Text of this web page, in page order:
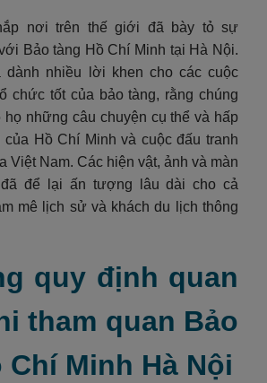
nơi trên thế giới đã bày tỏ sự
Bảo tàng Hồ Chí Minh tại Hà Nội.
dành nhiều lời khen cho các cuộc
chức tốt của bảo tàng, rằng chúng
họ những câu chuyện cụ thể và hấp
Hồ Chí Minh và cuộc đấu tranh
Việt Nam. Các hiện vật, ảnh và màn
để lại ấn tượng lâu dài cho cả
mê lịch sử và khách du lịch thông
quy định quan
tham quan Bảo
Chí Minh Hà Nội